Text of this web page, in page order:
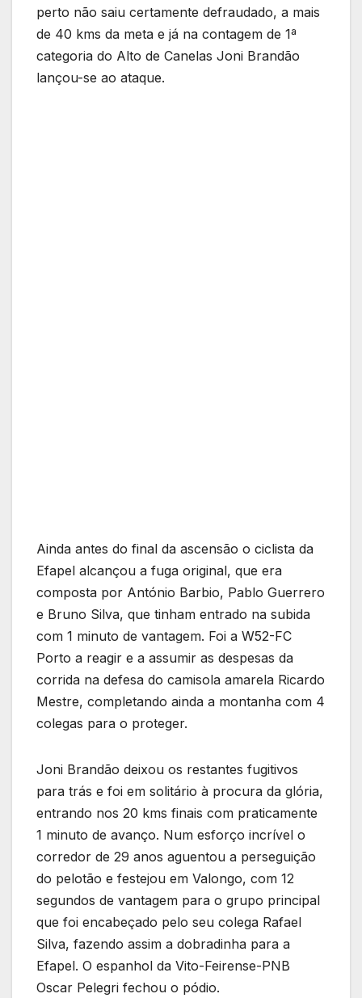
perto não saiu certamente defraudado, a mais
de 40 kms da meta e já na contagem de 1ª
categoria do Alto de Canelas Joni Brandão
lançou-se ao ataque.
Ainda antes do final da ascensão o ciclista da
Efapel alcançou a fuga original, que era
composta por António Barbio, Pablo Guerrero
e Bruno Silva, que tinham entrado na subida
com 1 minuto de vantagem. Foi a W52-FC
Porto a reagir e a assumir as despesas da
corrida na defesa do camisola amarela Ricardo
Mestre, completando ainda a montanha com 4
colegas para o proteger.
Joni Brandão deixou os restantes fugitivos
para trás e foi em solitário à procura da glória,
entrando nos 20 kms finais com praticamente
1 minuto de avanço. Num esforço incrível o
corredor de 29 anos aguentou a perseguição
do pelotão e festejou em Valongo, com 12
segundos de vantagem para o grupo principal
que foi encabeçado pelo seu colega Rafael
Silva, fazendo assim a dobradinha para a
Efapel. O espanhol da Vito-Feirense-PNB
Oscar Pelegri fechou o pódio.